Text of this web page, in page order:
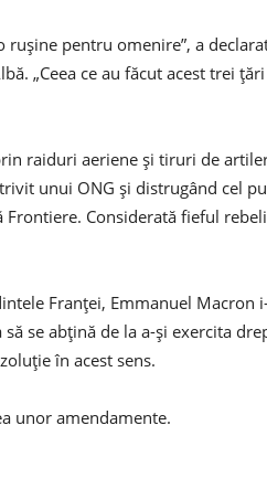
ruşine pentru omenire”, a
„Ceea ce au făcut acest trei
raiduri aeriene și tiruri de
unui ONG și distrugând cel
Considerată fieful
Franței, Emmanuel Macron
se abțină de la a-și exercita
în acest sens.
unor amendamente.